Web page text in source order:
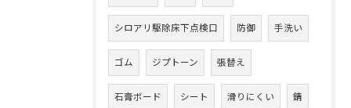
シロアリ駆除床下点検口 防御 手洗い
ゴム ジプトーン 張替え
石膏ボード シート 滑りにくい 錆